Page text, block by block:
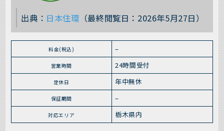
出典： 日本住環 （最終閲覧日：2026年5月27日）
料金(税込) –
営業時間 24時間受付
定休日 年中無休
保証期間 –
対応エリア 栃木県内